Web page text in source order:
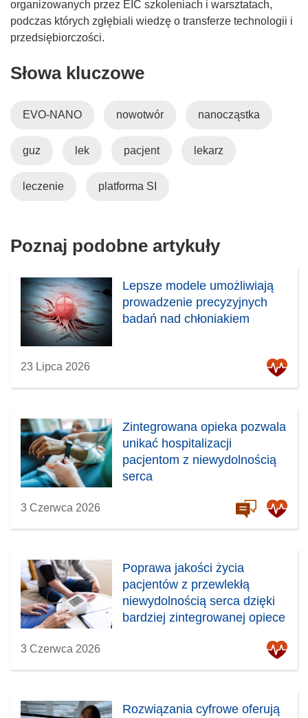
organizowanych przez EIC szkoleniach i warsztatach,
podczas których zgłębiali wiedzę o transferze technologii i
przedsiębiorczości.
Słowa kluczowe
EVO-NANO nowotwór nanocząstka
guz lek pacjent lekarz
leczenie platforma SI
Poznaj podobne artykuły
Lepsze modele umożliwiają
prowadzenie precyzyjnych
badań nad chłoniakiem
23 Lipca 2026
Zintegrowana opieka pozwala
unikać hospitalizacji
pacjentom z niewydolnością
serca
3 Czerwca 2026
Poprawa jakości życia
pacjentów z przewlekłą
niewydolnością serca dzięki
bardziej zintegrowanej opiece
3 Czerwca 2026
Rozwiązania cyfrowe oferują